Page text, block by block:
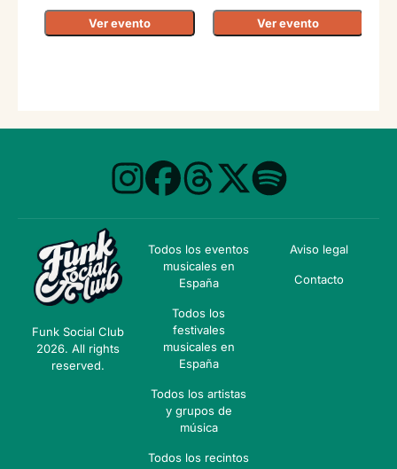
Ver evento Ver evento
Funk Social Club
2026. All rights
reserved.
Todos los eventos
musicales en
España
Todos los
festivales
musicales en
España
Todos los artistas
y grupos de
música
Todos los recintos
Aviso legal
Contacto